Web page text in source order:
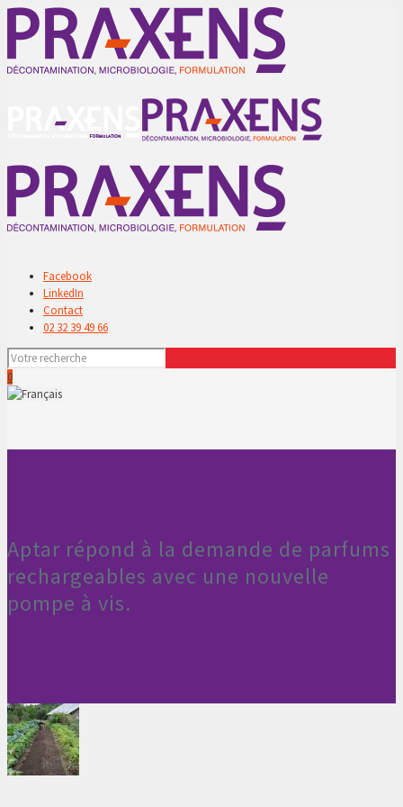
Facebook
LinkedIn
Contact
02 32 39 49 66
0
Aptar répond à la demande de parfums
rechargeables avec une nouvelle
pompe à vis.